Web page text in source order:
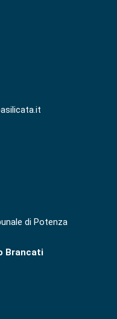
di Potenza
Brancati